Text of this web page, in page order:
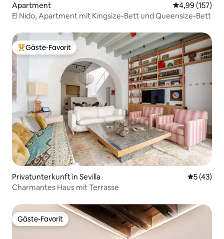
Apartment
4,99 (157)
El Nido, Apartment mit Kingsize-Bett und Queensize-Bett
Beliebter Gäste-Favorit.
Gäste-Favorit
Privatunterkunft in Sevilla
5 (43)
Charmantes Haus mit Terrasse
Gäste-Favorit
Gäste-Favorit